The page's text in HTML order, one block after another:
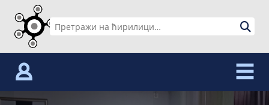
content
Претрага
за: